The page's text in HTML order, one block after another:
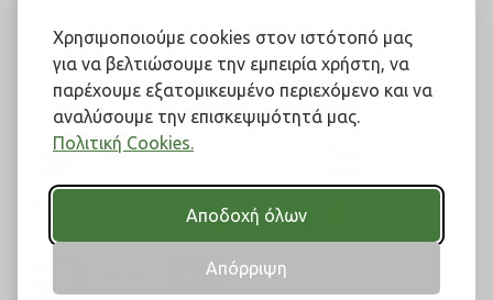
Χρησιμοποιούμε cookies στον ιστότοπό μας
για να βελτιώσουμε την εμπειρία χρήστη, να
παρέχουμε εξατομικευμένο περιεχόμενο και να
αναλύσουμε την επισκεψιμότητά μας.
Πολιτική Cookies.
Αποδοχή όλων
Απόρριψη
Ακολουθήστε μας!